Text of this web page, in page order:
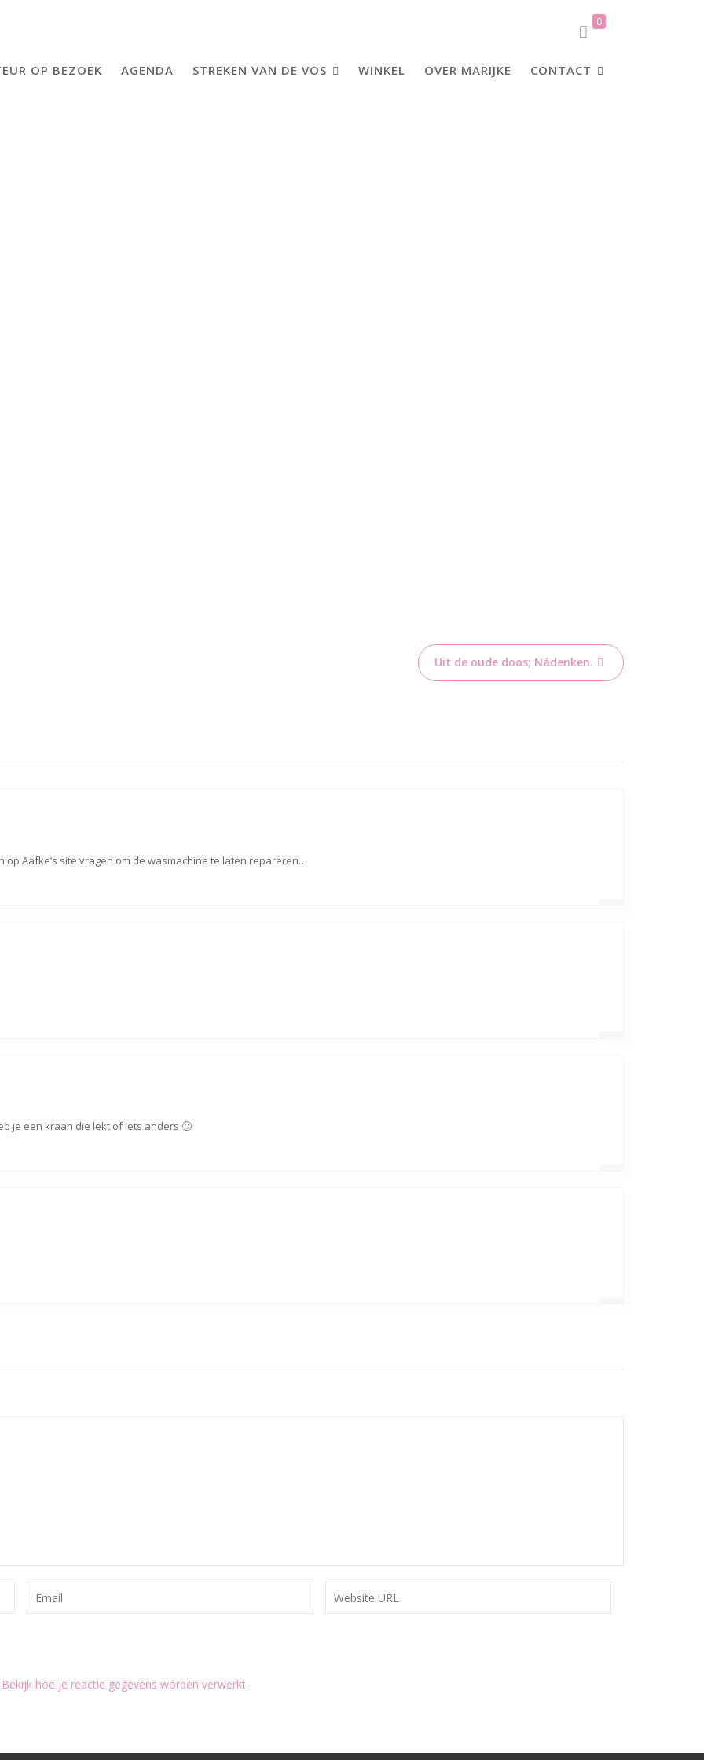
0
OP BEZOEK AGENDA STREKEN VAN DE VOS WINKEL OVER MARIJKE CONTACT
Uit de oude doos; Nádenken.
Aafke’s site vragen om de wasmachine te laten repareren…
je een kraan die lekt of iets anders 🙂
Bekijk hoe je reactie gegevens worden verwerkt.